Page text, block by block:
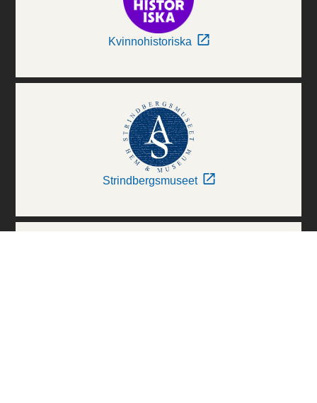
Kvinnohistoriska
Strindbergsmuseet